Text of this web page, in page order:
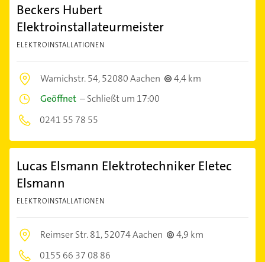
Beckers Hubert
Elektroinstallateurmeister
ELEKTROINSTALLATIONEN
Wamichstr. 54,52080 Aachen
4,4 km
Geöffnet –Schließt um 17:00
0241 55 78 55
Lucas Elsmann Elektrotechniker Eletec
Elsmann
ELEKTROINSTALLATIONEN
Reimser Str. 81,52074 Aachen
4,9 km
0155 66 37 08 86